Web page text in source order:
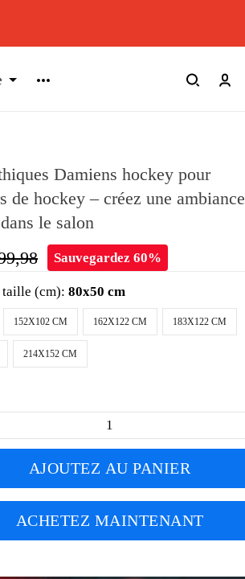
Damiens hockey pour
de hockey – créez une ambiance
le salon
Sauvegardez 60%
taille (cm):80x50 cm
152X102 CM 162X122 CM 183X122 CM
214X152 CM
AJOUTEZ AU PANIER
ACHETEZ MAINTENANT